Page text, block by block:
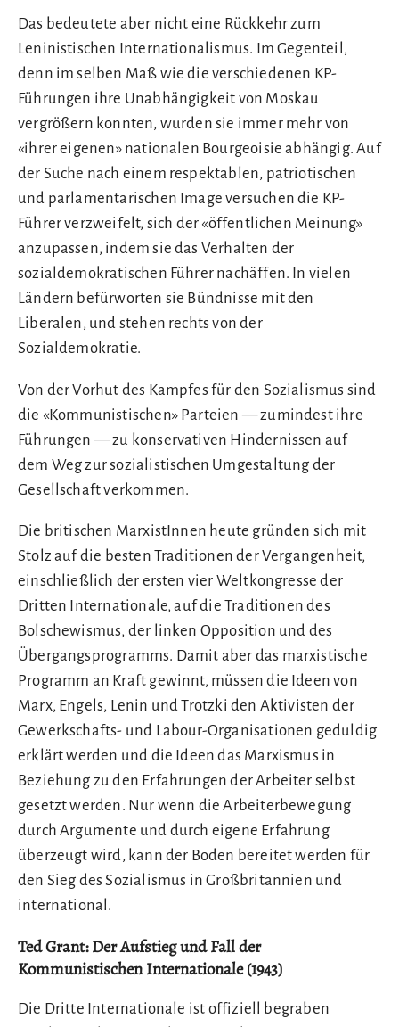
Das bedeutete aber nicht eine Rückkehr zum
Leninistischen Internationalismus. Im Gegenteil,
denn im selben Maß wie die verschiedenen KP-
Führungen ihre Unabhängigkeit von Moskau
vergrößern konnten, wurden sie immer mehr von
«ihrer eigenen» nationalen Bourgeoisie abhängig. Auf
der Suche nach einem respektablen, patriotischen
und parlamentarischen Image versuchen die KP-
Führer verzweifelt, sich der «öffentlichen Meinung»
anzupassen, indem sie das Verhalten der
sozialdemokratischen Führer nachäffen. In vielen
Ländern befürworten sie Bündnisse mit den
Liberalen, und stehen rechts von der
Sozialdemokratie.
Von der Vorhut des Kampfes für den Sozialismus sind
die «Kommunistischen» Parteien — zumindest ihre
Führungen — zu konservativen Hindernissen auf
dem Weg zur sozialistischen Umgestaltung der
Gesellschaft verkommen.
Die britischen MarxistInnen heute gründen sich mit
Stolz auf die besten Traditionen der Vergangenheit,
einschließlich der ersten vier Weltkongresse der
Dritten Internationale, auf die Traditionen des
Bolschewismus, der linken Opposition und des
Übergangsprogramms. Damit aber das marxistische
Programm an Kraft gewinnt, müssen die Ideen von
Marx, Engels, Lenin und Trotzki den Aktivisten der
Gewerkschafts- und Labour-Organisationen geduldig
erklärt werden und die Ideen das Marxismus in
Beziehung zu den Erfahrungen der Arbeiter selbst
gesetzt werden. Nur wenn die Arbeiterbewegung
durch Argumente und durch eigene Erfahrung
überzeugt wird, kann der Boden bereitet werden für
den Sieg des Sozialismus in Großbritannien und
international.
Ted Grant: Der Aufstieg und Fall der
Kommunistischen Internationale (1943)
Die Dritte Internationale ist offiziell begraben